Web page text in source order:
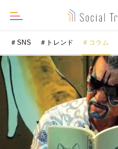
＃SNS ＃トレンド ＃コラム